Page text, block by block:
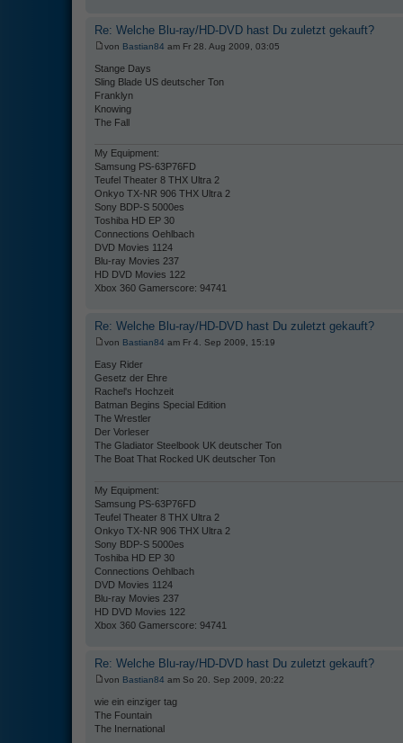
Re: Welche Blu-ray/HD-DVD hast Du zuletzt gekauft?
von Bastian84 am Fr 28. Aug 2009, 03:05
Stange Days
Sling Blade US deutscher Ton
Franklyn
Knowing
The Fall
My Equipment:
Samsung PS-63P76FD
Teufel Theater 8 THX Ultra 2
Onkyo TX-NR 906 THX Ultra 2
Sony BDP-S 5000es
Toshiba HD EP 30
Connections Oehlbach
DVD Movies 1124
Blu-ray Movies 237
HD DVD Movies 122
Xbox 360 Gamerscore: 94741
Re: Welche Blu-ray/HD-DVD hast Du zuletzt gekauft?
von Bastian84 am Fr 4. Sep 2009, 15:19
Easy Rider
Gesetz der Ehre
Rachel's Hochzeit
Batman Begins Special Edition
The Wrestler
Der Vorleser
The Gladiator Steelbook UK deutscher Ton
The Boat That Rocked UK deutscher Ton
My Equipment:
Samsung PS-63P76FD
Teufel Theater 8 THX Ultra 2
Onkyo TX-NR 906 THX Ultra 2
Sony BDP-S 5000es
Toshiba HD EP 30
Connections Oehlbach
DVD Movies 1124
Blu-ray Movies 237
HD DVD Movies 122
Xbox 360 Gamerscore: 94741
Re: Welche Blu-ray/HD-DVD hast Du zuletzt gekauft?
von Bastian84 am So 20. Sep 2009, 20:22
wie ein einziger tag
The Fountain
The Inernational